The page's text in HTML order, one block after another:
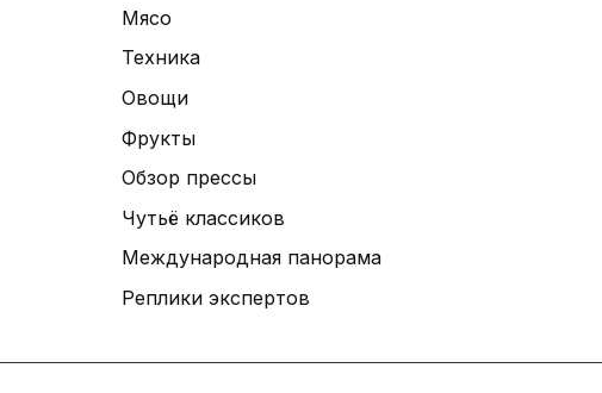
Мясо
Техника
Овощи
Фрукты
Обзор прессы
Чутьё классиков
Международная панорама
Реплики экспертов